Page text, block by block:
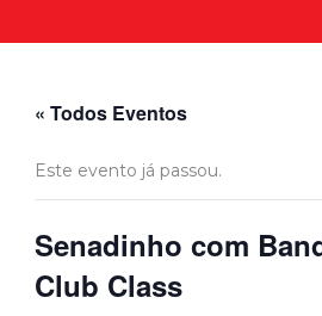
« Todos Eventos
Este evento já passou.
Senadinho com
Club Class